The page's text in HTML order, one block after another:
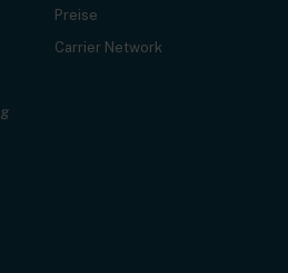
Preise
Carrier Network